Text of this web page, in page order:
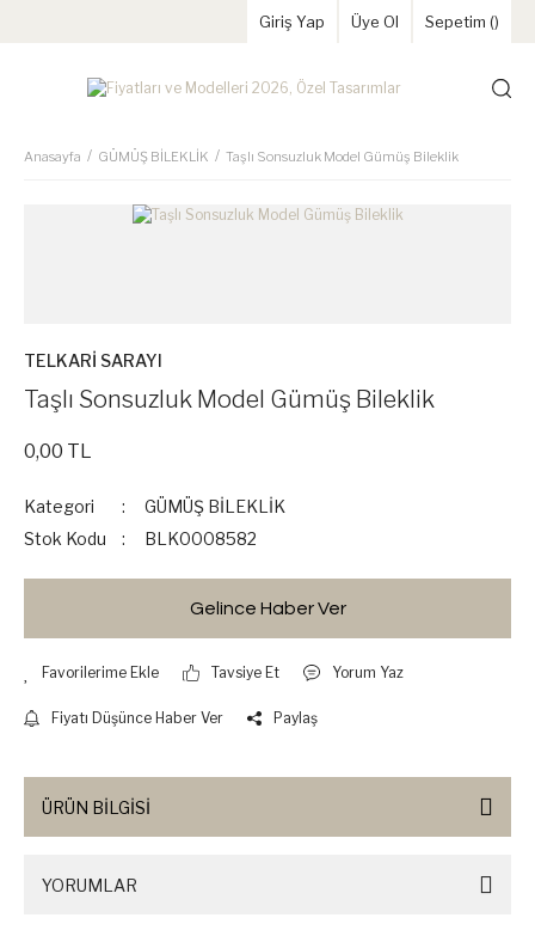
Giriş Yap Üye Ol Sepetim ()
Anasayfa GÜMÜŞ BİLEKLİK Taşlı Sonsuzluk Model Gümüş Bileklik
TELKARİ SARAYI
Taşlı Sonsuzluk Model Gümüş Bileklik
0,00 TL
Kategori
GÜMÜŞ BİLEKLİK
Stok Kodu
BLK0008582
Gelince Haber Ver
Tavsiye Et Yorum Yaz
Fiyatı Düşünce Haber Ver Paylaş
ÜRÜN BİLGİSİ
YORUMLAR